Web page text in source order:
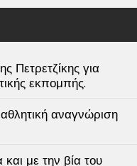
Πετρετζίκης για
εκπομπής.
αναγνώριση
με την βία του